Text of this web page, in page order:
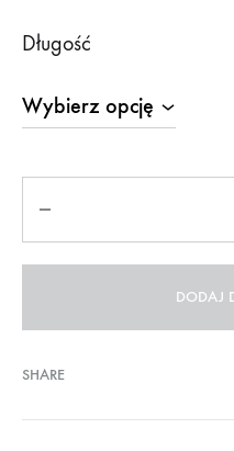
Długość
DODAJ
SHARE